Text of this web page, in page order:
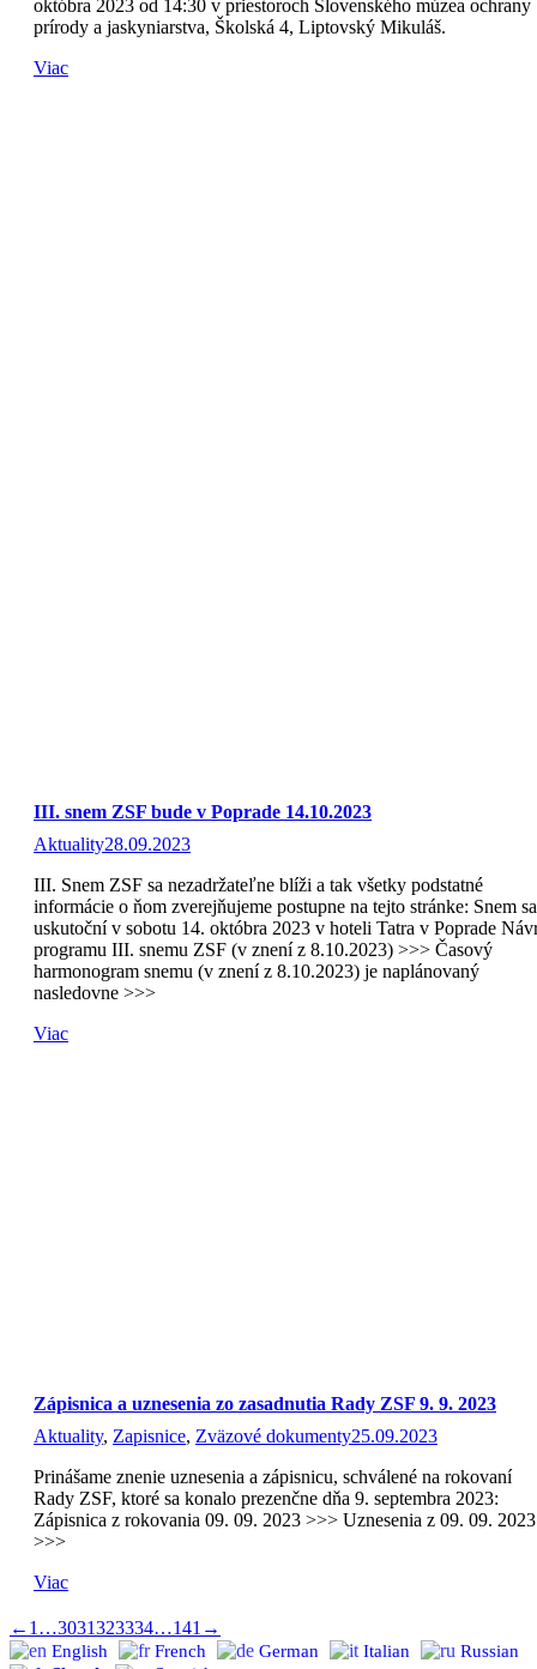
októbra 2023 od 14:30 v priestoroch Slovenského múzea ochrany
prírody a jaskyniarstva, Školská 4, Liptovský Mikuláš.
Viac
III. snem ZSF bude v Poprade 14.10.2023
Aktuality28.09.2023
III. Snem ZSF sa nezadržateľne blíži a tak všetky podstatné
informácie o ňom zverejňujeme postupne na tejto stránke: Snem sa
uskutoční v sobotu 14. októbra 2023 v hoteli Tatra v Poprade
programu III. snemu ZSF (v znení z 8.10.2023) >>> Časový
harmonogram snemu (v znení z 8.10.2023) je naplánovaný
nasledovne >>>
Viac
Zápisnica a uznesenia zo zasadnutia Rady ZSF 9. 9. 2023
Aktuality, Zapisnice, Zväzové dokumenty25.09.2023
Prinášame znenie uznesenia a zápisnicu, schválené na rokovaní
Rady ZSF, ktoré sa konalo prezenčne dňa 9. septembra 2023:
Zápisnica z rokovania 09. 09. 2023 >>> Uznesenia z 09. 09. 2023
>>>
Viac
← 1 …3031323334…141 →
English French German Italian
Russian